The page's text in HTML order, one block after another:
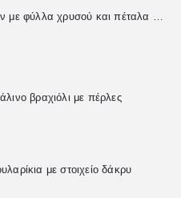
Σετ κλιπ μαλλιών με φύλλα χρυσού και πέταλα λουλουδιών
βραχιόλι με πέρλες
με στοιχείο δάκρυ